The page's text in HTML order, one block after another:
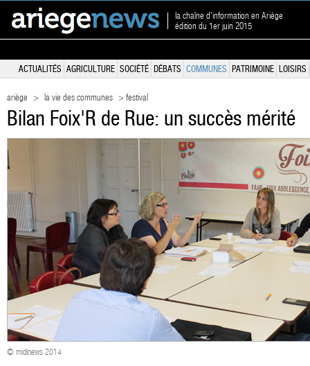
la chaîne d'information en Ariège
édition du 1er juin 2015
ACTUALITÉS AGRICULTURE SOCIÉTÉ DÉBATS COMMUNES PATRIMOINE LOISIRS
ariège > la vie des communes > festival
Bilan Foix'R de Rue: un succès mérité
© midinews 2014